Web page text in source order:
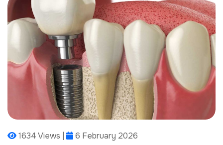
1634 Views | 6 February 2026